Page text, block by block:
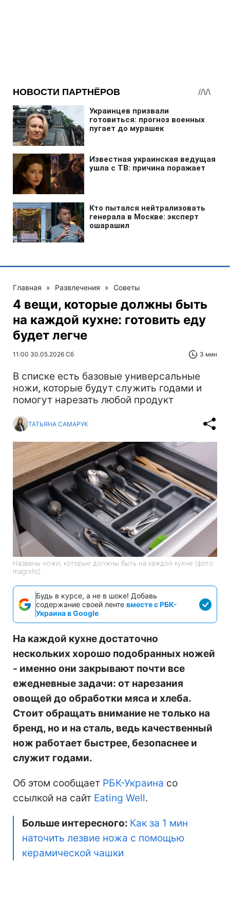
Главная » Развлечения » Советы
4 вещи, которые должны быть
на каждой кухне: готовить еду
будет легче
11:00 30.05.2026 Сб 3 мин
В списке есть базовые универсальные
ножи, которые будут служить годами и
помогут нарезать любой продукт
ТАТЬЯНА САМАРУК
Названы ножи, которые должны быть на каждой кухне (фото:
magnific)
Будь в курсе, а не в шоке! Добавь
содержание своей ленте вместе с РБК-
Украина в Google
На каждой кухне достаточно
нескольких хорошо подобранных ножей
- именно они закрывают почти все
ежедневные задачи: от нарезания
овощей до обработки мяса и хлеба.
Стоит обращать внимание не только на
бренд, но и на сталь, ведь качественный
нож работает быстрее, безопаснее и
служит годами.
Об этом сообщает РБК-Украина со
ссылкой на сайт Еating Well.
Больше интересного: Как за 1 мин
наточить лезвие ножа с помощью
керамической чашки